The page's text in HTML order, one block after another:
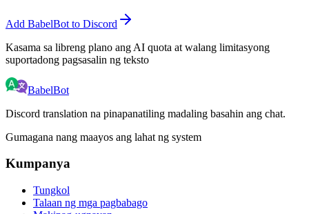
Add BabelBot to Discord
Kasama sa libreng plano ang AI quota at walang limitasyong
suportadong pagsasalin ng teksto
BabelBot
Discord translation na pinapanatiling madaling basahin ang chat.
Gumagana nang maayos ang lahat ng system
Kumpanya
Tungkol
Talaan ng mga pagbabago